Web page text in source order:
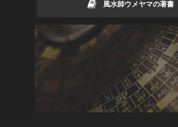
風水師ウメヤマの著書